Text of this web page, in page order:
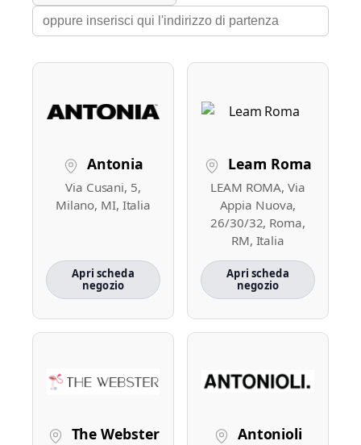
Antonia
Via Cusani, 5,
Milano, MI, Italia
Apri scheda
negozio
Leam Roma
LEAM ROMA, Via
Appia Nuova,
26/30/32, Roma,
RM, Italia
Apri scheda
negozio
The Webster Antonioli